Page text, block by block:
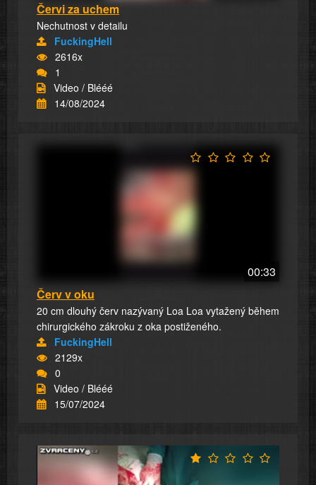
Červi za uchem
Nechutnost v detailu
FuckingHell
2616x
1
Video / Blééé
14/08/2024
00:33
Červ v oku
20 cm dlouhý červ nazývaný Loa Loa vytažený během
chirurgického zákroku z oka postiženého.
FuckingHell
2129x
0
Video / Blééé
15/07/2024